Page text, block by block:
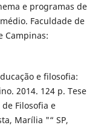
e programas de
Faculdade de
Campinas:
e filosofia:
2014. 124 p. Tese
Filosofia e
Marília "“ SP,